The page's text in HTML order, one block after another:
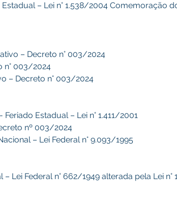
– Lei n° 1.538/2004 Comemoração
– Decreto n° 003/2024
n° 003/2024
– Decreto n° 003/2024
Estadual – Lei n° 1.411/2001
nº 003/2024
– Lei Federal n° 9.093/1995
Lei Federal n° 662/1949 alterada pela Lei n°